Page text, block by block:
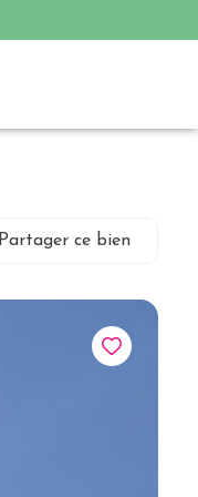
Partager ce bien